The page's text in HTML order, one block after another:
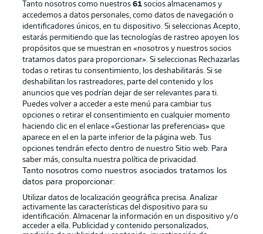
Publicidad Aviso legal
Gestionar las preferencias Declaracion de privacidad
Canales Trabajos
Jugadores Condiciones de uso
Sello Editorial Contacto
Tanto nosotros como nuestros61 socios almacenamos y
accedemos a datos personales, como datos de navegación o
identificadores únicos, en tu dispositivo. Si seleccionas Acepto,
estarás permitiendo que las tecnologías de rastreo apoyen los
propósitos que se muestran en «nosotros y nuestros socios
tratamos datos para proporcionar». Si seleccionas Rechazarlas
todas o retiras tu consentimiento, los deshabilitarás. Si se
deshabilitan los rastreadores, parte del contenido y los
anuncios que ves podrían dejar de ser relevantes para ti.
Puedes volver a acceder a este menú para cambiar tus
opciones o retirar el consentimiento en cualquier momento
haciendo clic en el enlace «Gestionar las preferencias» que
aparece en el en la parte inferior de la página web. Tus
opciones tendrán efecto dentro de nuestro Sitio web. Para
saber más, consulta nuestra política de privacidad.
Tanto nosotros como nuestros asociados tratamos los
datos para proporcionar:
Utilizar datos de localización geográfica precisa. Analizar
activamente las características del dispositivo para su
identificación. Almacenar la información en un dispositivo y/o
acceder a ella. Publicidad y contenido personalizados,